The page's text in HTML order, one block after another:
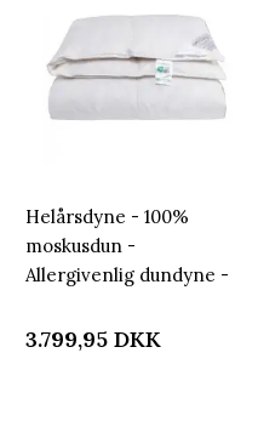
Helårsdyne - 100%
moskusdun -
Allergivenlig dundyne -
Nordstrand Home dyne
3.799,95 DKK